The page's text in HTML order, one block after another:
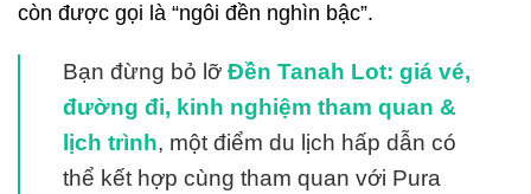
còn được gọi là “ngôi đền nghìn bậc”.
Bạn đừng bỏ lỡ Đền Tanah Lot: giá vé,
đường đi, kinh nghiệm tham quan &
lịch trình, một điểm du lịch hấp dẫn có
thể kết hợp cùng tham quan với Pura